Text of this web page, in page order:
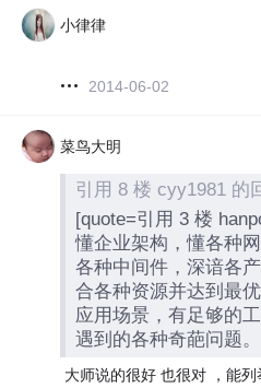
小律律
2014-06-02
菜鸟大明
引用 8 楼 cyy1981 的
[quote=引用 3 楼
懂企业架构，懂各种
各种中间件，深谙各
合各种资源并达到最
应用场景，有足够的
遇到的各种奇葩问题。
大师说的很好 也很对 ，能